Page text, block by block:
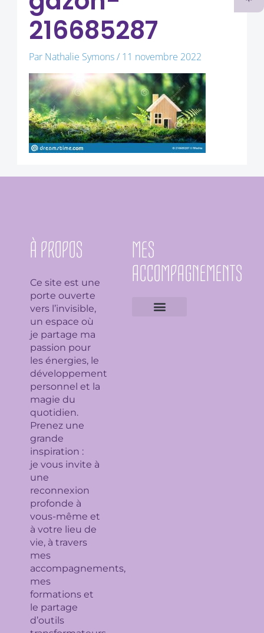
216685287
Par Nathalie Symons/ 11 novembre 2022
À PROPOS
Ce site est une
porte ouverte
vers l’invisible,
un espace où
je partage ma
passion pour
les énergies, le
développement
personnel et la
magie du
quotidien.
Prenez une
grande
inspiration :
je vous invite à
une
reconnexion
profonde à
vous-même et
à votre lieu de
vie, à travers
mes
accompagnements,
mes
formations et
le partage
d’outils
MES
ACCOMPAGNEMENTS